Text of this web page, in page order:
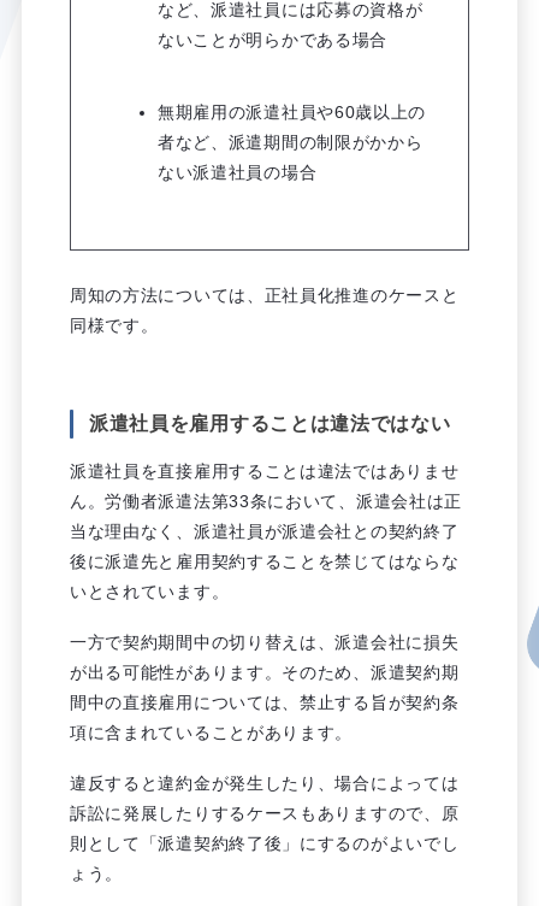
など、派遣社員には応募の資格が
ないことが明らかである場合
無期雇用の派遣社員や60歳以上の
者など、派遣期間の制限がかから
ない派遣社員の場合
周知の方法については、正社員化推進のケースと
同様です。
派遣社員を雇用することは違法ではない
派遣社員を直接雇用することは違法ではありませ
ん。労働者派遣法第33条において、派遣会社は正
当な理由なく、派遣社員が派遣会社との契約終了
後に派遣先と雇用契約することを禁じてはならな
いとされています。
一方で契約期間中の切り替えは、派遣会社に損失
が出る可能性があります。そのため、派遣契約期
間中の直接雇用については、禁止する旨が契約条
項に含まれていることがあります。
違反すると違約金が発生したり、場合によっては
訴訟に発展したりするケースもありますので、原
則として「派遣契約終了後」にするのがよいでし
ょう。